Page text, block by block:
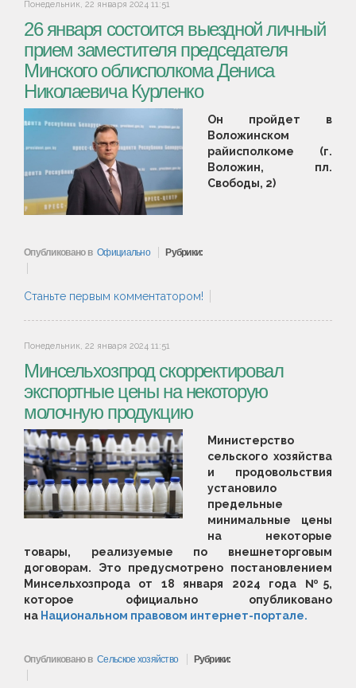
Понедельник, 22 января 2024 11:51
26 января состоится выездной личный
прием заместителя председателя
Минского облисполкома Дениса
Николаевича Курленко
Он пройдет в
Воложинском
райисполкоме (г.
Воложин, пл.
Свободы, 2)
Опубликовано в Официально Рубрики:
Станьте первым комментатором!
Понедельник, 22 января 2024 11:51
Минсельхозпрод скорректировал
экспортные цены на некоторую
молочную продукцию
Министерство
сельского хозяйства
и продовольствия
установило
предельные
минимальные цены
на некоторые
товары, реализуемые по внешнеторговым
договорам. Это предусмотрено постановлением
Минсельхозпрода от 18 января 2024 года №5,
которое официально опубликовано
на Национальном правовом интернет-портале.
Опубликовано в Сельское хозяйство Рубрики: